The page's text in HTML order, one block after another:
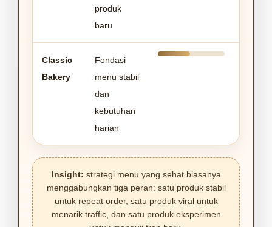
produk
baru
Classic
Bakery
Fondasi
menu stabil
dan
kebutuhan
harian
Insight: strategi menu yang sehat biasanya
menggabungkan tiga peran: satu produk stabil
untuk repeat order, satu produk viral untuk
menarik traffic, dan satu produk eksperimen